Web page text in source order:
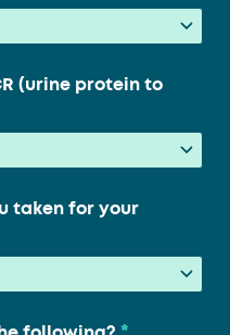
(urine protein to
taken for your